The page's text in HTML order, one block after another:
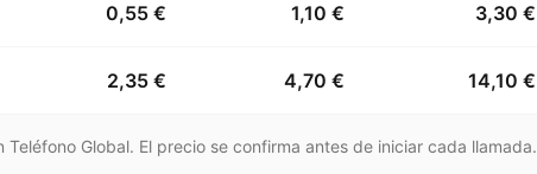
0,55 € 1,10 € 3,30 €
2,35 € 4,70 € 14,10 €
Global. El precio se confirma antes de iniciar cada llamada.